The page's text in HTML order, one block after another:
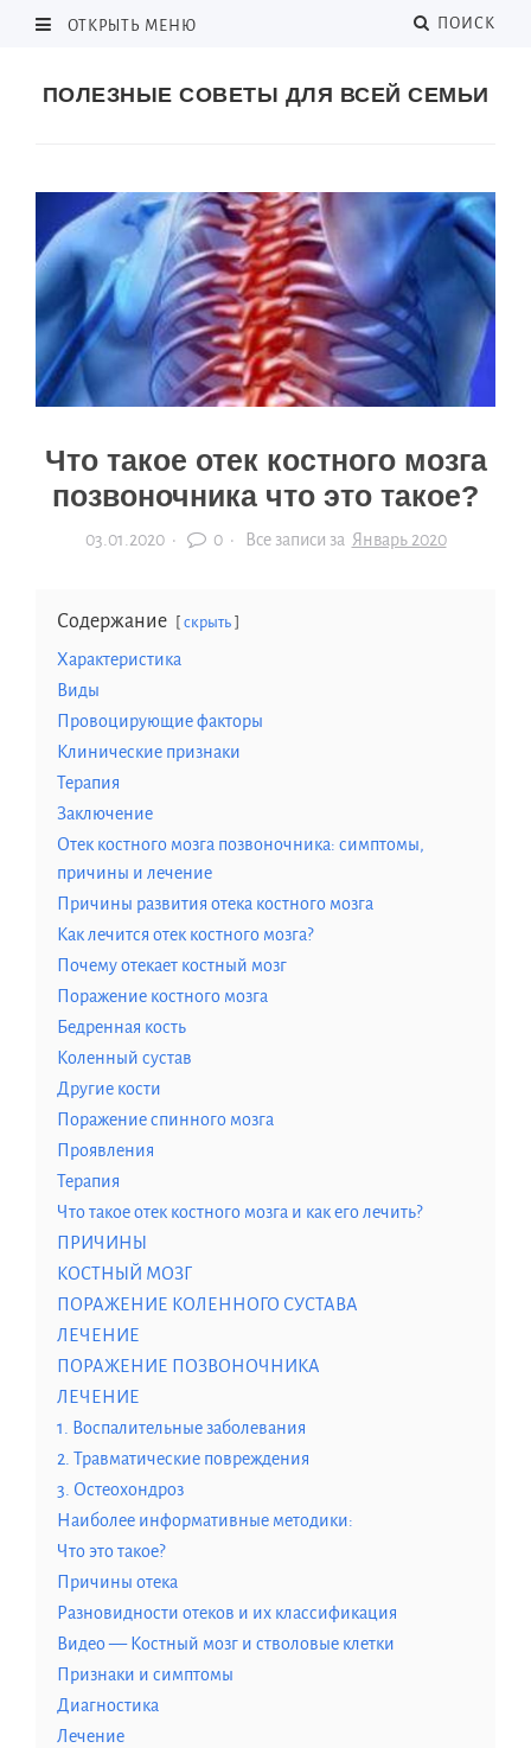
ОТКРЫТЬ МЕНЮ ПОИСК
ПОЛЕЗНЫЕ СОВЕТЫ ДЛЯ ВСЕЙ СЕМЬИ
Что такое отек костного мозга
позвоночника что это такое?
03.01.2020· 0 · Все записи за Январь 2020
Содержание скрыть
Характеристика
Виды
Провоцирующие факторы
Клинические признаки
Терапия
Заключение
Отек костного мозга позвоночника: симптомы,
причины и лечение
Причины развития отека костного мозга
Как лечится отек костного мозга?
Почему отекает костный мозг
Поражение костного мозга
Бедренная кость
Коленный сустав
Другие кости
Поражение спинного мозга
Проявления
Терапия
Что такое отек костного мозга и как его лечить?
ПРИЧИНЫ
КОСТНЫЙ МОЗГ
ПОРАЖЕНИЕ КОЛЕННОГО СУСТАВА
ЛЕЧЕНИЕ
ПОРАЖЕНИЕ ПОЗВОНОЧНИКА
ЛЕЧЕНИЕ
1. Воспалительные заболевания
2. Травматические повреждения
3. Остеохондроз
Наиболее информативные методики:
Что это такое?
Причины отека
Разновидности отеков и их классификация
Видео — Костный мозг и стволовые клетки
Признаки и симптомы
Диагностика
Лечение